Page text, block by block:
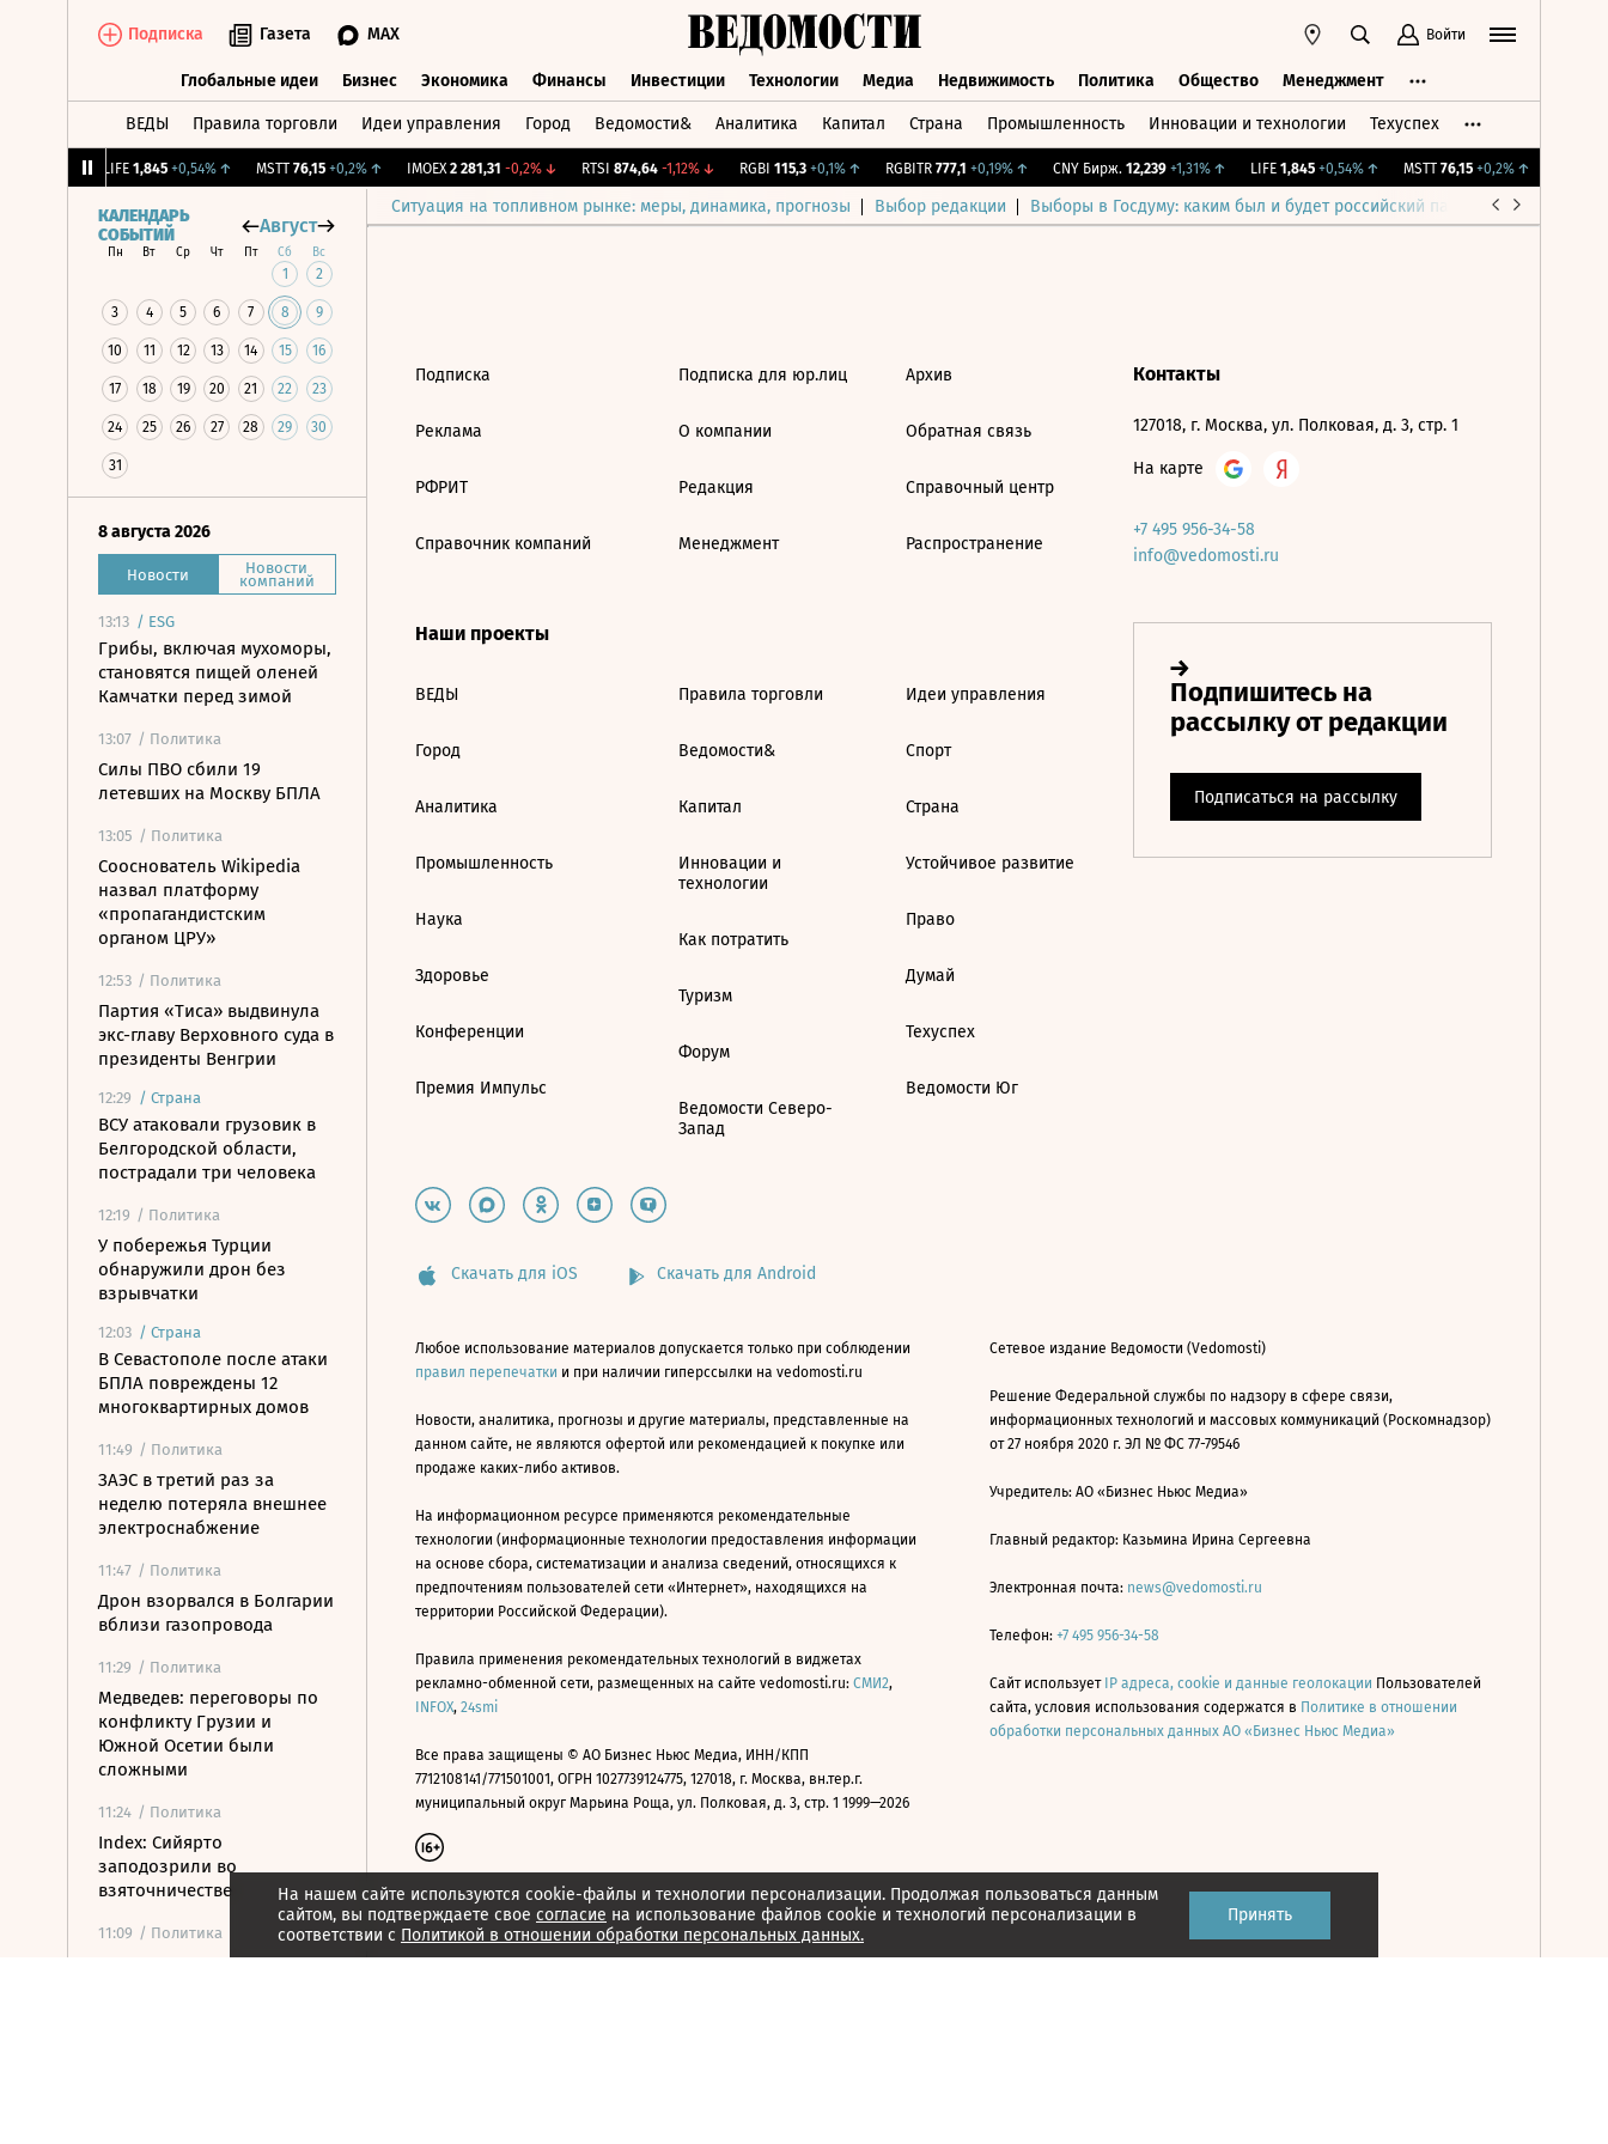
Подписка Газета MAX Войти
Глобальные идеи Бизнес Экономика Финансы Инвестиции Технологии Медиа Недвижимость Политика Общество Менеджмент
ВЕДЫ Правила торговли Идеи управления Город Ведомости& Аналитика Капитал Страна Промышленность Инновации и технологии Техуспех
LIFE 1,845 +0,54%↑ MSTT 76,15 +0,2%↑ IMOEX 2 281,31 -0,2%↓ RTSI 874,64 -1,12%↓ RGBI 115,3 +0,1%↑ RGBITR 777,1 +0,19%↑ CNY Бирж. 12,239 +1,31%↑ LIFE 1,845 +0,54%↑ MSTT 76,15 +0,2%↑
Ситуация на топливном рынке: меры, динамика, прогнозы Выбор редакции Выборы в Госдуму: каким был и будет российский парламент
КАЛЕНДАРЬ
СОБЫТИЙ
Август
Пн Вт Ср Чт Пт Сб Вс
1 2
3 4 5 6 7 8 9
10 11 12 13 14 15 16
17 18 19 20 21 22 23
24 25 26 27 28 29 30
31
8 августа 2026
Новости Новости
компаний
13:13 / ESG
Грибы, включая мухоморы,
становятся пищей оленей
Камчатки перед зимой
13:07 / Политика
Силы ПВО сбили 19
летевших на Москву БПЛА
13:05 / Политика
Сооснователь Wikipedia
назвал платформу
«пропагандистским
органом ЦРУ»
12:53 / Политика
Партия «Тиса» выдвинула
экс-главу Верховного суда в
президенты Венгрии
12:29 / Страна
ВСУ атаковали грузовик в
Белгородской области,
пострадали три человека
12:19 / Политика
У побережья Турции
обнаружили дрон без
взрывчатки
12:03 / Страна
В Севастополе после атаки
БПЛА повреждены 12
многоквартирных домов
11:49 / Политика
ЗАЭС в третий раз за
неделю потеряла внешнее
электроснабжение
11:47 / Политика
Дрон взорвался в Болгарии
вблизи газопровода
11:29 / Политика
Медведев: переговоры по
конфликту Грузии и
Южной Осетии были
сложными
11:24 / Политика
Index: Сийярто
заподозрили во
взяточничестве
11:09 / Политика
Турция ограничила проход
На нашем сайте используются cookie-файлы и технологии персонализации. Продолжая пользоваться данным
сайтом, вы подтверждаете свое согласие на использование файлов cookie и технологий персонализации в
соответствии с Политикой в отношении обработки персональных данных.
Принять
Подписка
Реклама
РФРИТ
Справочник компаний
Подписка для юр.лиц
О компании
Редакция
Менеджмент
Архив
Обратная связь
Справочный центр
Распространение
Наши проекты
ВЕДЫ
Город
Аналитика
Промышленность
Наука
Здоровье
Конференции
Премия Импульс
Правила торговли
Ведомости&
Капитал
Инновации и
технологии
Как потратить
Туризм
Форум
Ведомости Северо-
Запад
Идеи управления
Спорт
Страна
Устойчивое развитие
Право
Думай
Техуспех
Ведомости Юг
Контакты
127018, г. Москва, ул. Полковая, д. 3, стр. 1
На карте
+7 495 956-34-58
info@vedomosti.ru
Скачать для iOS Скачать для Android
Любое использование материалов допускается только при соблюдении
правил перепечатки и при наличии гиперссылки на vedomosti.ru
Новости, аналитика, прогнозы и другие материалы, представленные на
данном сайте, не являются офертой или рекомендацией к покупке или
продаже каких-либо активов.
На информационном ресурсе применяются рекомендательные
технологии (информационные технологии предоставления информации
на основе сбора, систематизации и анализа сведений, относящихся к
предпочтениям пользователей сети «Интернет», находящихся на
территории Российской Федерации).
Правила применения рекомендательных технологий в виджетах
рекламно-обменной сети, размещенных на сайте vedomosti.ru: СМИ2,
INFOX, 24smi
Все права защищены © АО Бизнес Ньюс Медиа, ИНН/КПП
7712108141/771501001, ОГРН 1027739124775, 127018, г. Москва, вн.тер.г.
муниципальный округ Марьина Роща, ул. Полковая, д. 3, стр. 1 1999—2026
Сетевое издание Ведомости (Vedomosti)
Решение Федеральной службы по надзору в сфере связи,
информационных технологий и массовых коммуникаций (Роскомнадзор)
от 27 ноября 2020 г. ЭЛ № ФС 77-79546
Учредитель: АО «Бизнес Ньюс Медиа»
Главный редактор: Казьмина Ирина Сергеевна
Электронная почта: news@vedomosti.ru
Телефон: +7 495 956-34-58
Сайт использует IP адреса, cookie и данные геолокации Пользователей
сайта, условия использования содержатся в Политике в отношении
обработки персональных данных АО «Бизнес Ньюс Медиа»